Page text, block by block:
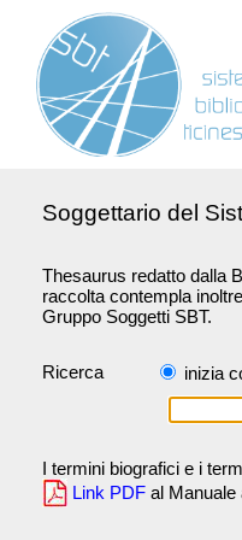
Soggettario del
Thesaurus redatto dalla
raccolta contempla
Gruppo Soggetti SBT.
Ricerca inizia
I termini biografici e i
Link PDF al Manuale